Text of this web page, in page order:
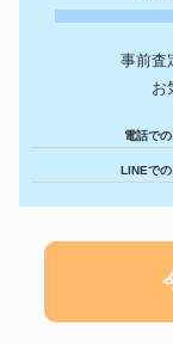
事前査
お
電話で
LINEで